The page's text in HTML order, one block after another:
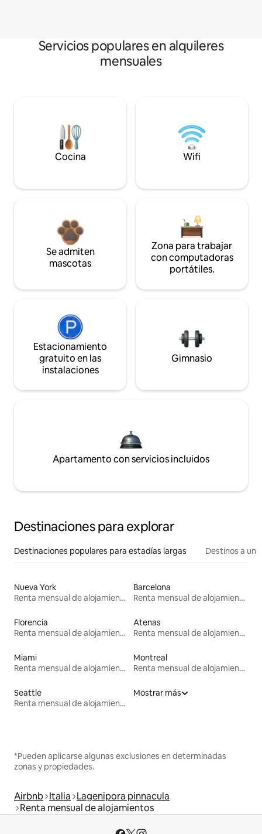
Servicios populares en alquileres
mensuales
Cocina Wifi
Se admiten
mascotas
Zona para trabajar
con computadoras
portátiles.
Estacionamiento
gratuito en las
instalaciones
Gimnasio
Apartamento con servicios incluidos
Destinaciones para explorar
Destinaciones populares para estadías largas Destinos a un
Nueva York
Renta mensual de alojamientos
Barcelona
Renta mensual de alojamientos
Florencia
Renta mensual de alojamientos
Atenas
Renta mensual de alojamientos
Miami
Renta mensual de alojamientos
Montreal
Renta mensual de alojamientos
Seattle
Renta mensual de alojamientos
Mostrar más
*Pueden aplicarse algunas exclusiones en determinadas
zonas y propiedades.
Airbnb Italia Lagenipora pinnacula
Renta mensual de alojamientos